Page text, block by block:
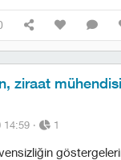
ziraat
14:59 · 1